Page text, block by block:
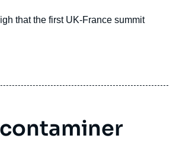
that the first UK-France summit